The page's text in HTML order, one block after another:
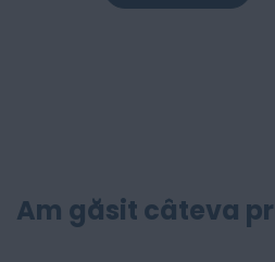
Am găsit câteva